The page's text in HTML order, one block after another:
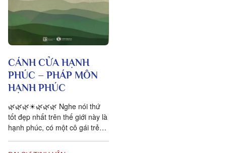
CÁNH CỬA HẠNH
PHÚC – PHÁP MÔN
HẠNH PHÚC
🌿🌿🌿☀🌿🌿🌿 Nghe nói thứ
tốt đẹp nhất trên thế giới này là
hạnh phúc, có một cô gái trẻ
dáng của hạnh phúc như...